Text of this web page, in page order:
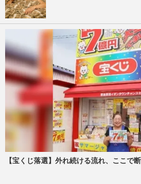
【宝くじ落選】外れ続ける流れ、ここで